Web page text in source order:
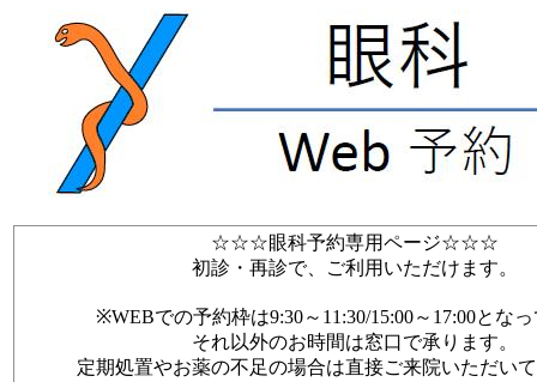
☆☆☆眼科予約専用ページ☆☆☆
初診・再診で、ご利用いただけます。
※WEBでの予約枠は9:30～11:30/15:00～17:00となっ
それ以外のお時間は窓口で承ります。
定期処置やお薬の不足の場合は直接ご来院いただいて